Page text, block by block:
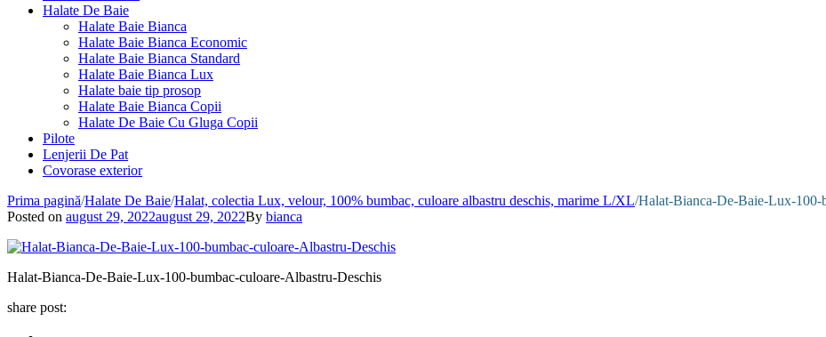
Halate De Baie
Halate Baie Bianca
Halate Baie Bianca Economic
Halate Baie Bianca Standard
Halate Baie Bianca Lux
Halate baie tip prosop
Halate Baie Bianca Copii
Halate De Baie Cu Gluga Copii
Pilote
Lenjerii De Pat
Covorase exterior
Prima pagină/Halate De Baie/Halat, colectia Lux, velour, 100% bumbac, culoare albastru deschis, marime L/XL/Halat-Bianca-De-Baie-Lux-100-
Posted on august 29, 2022august 29, 2022By bianca
Halat-Bianca-De-Baie-Lux-100-bumbac-culoare-Albastru-Deschis
share post: